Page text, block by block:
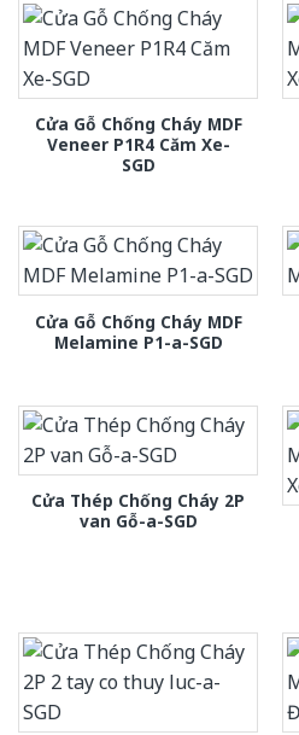
Cửa Gỗ Chống Cháy MDF
Veneer P1R4 Căm Xe-
SGD
Cửa Gỗ Chống Cháy MDF
Melamine P1-a-SGD
Cửa Thép Chống Cháy 2P
van Gỗ-a-SGD